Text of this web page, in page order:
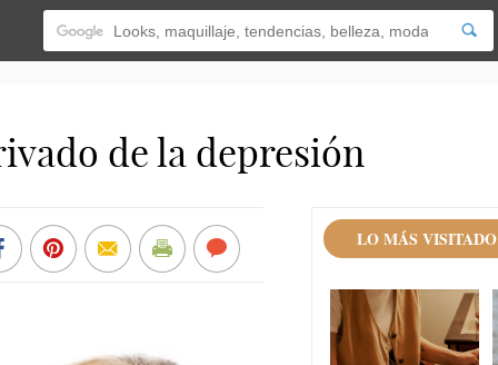
de la depresión
LO MÁS VISITADO